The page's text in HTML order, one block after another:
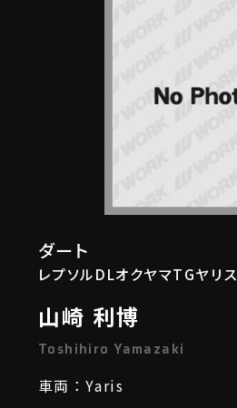
ダート
レプソルDLオクヤマTGヤリス
山崎 利博
Toshihiro Yamazaki
車両：Yaris